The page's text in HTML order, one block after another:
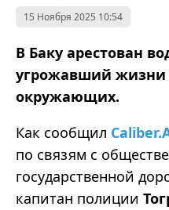
15 Ноября 2025 10:54
В Баку арестован
угрожавший жизни
окружающих.
Как сообщил
по связям с
государственной
капитан полиции